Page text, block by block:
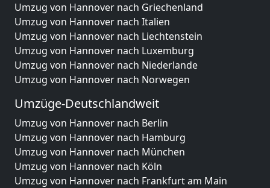
Umzug von Hannover nach Griechenland
Umzug von Hannover nach Italien
Umzug von Hannover nach Liechtenstein
Umzug von Hannover nach Luxemburg
Umzug von Hannover nach Niederlande
Umzug von Hannover nach Norwegen
Umzüge-Deutschlandweit
Umzug von Hannover nach Berlin
Umzug von Hannover nach Hamburg
Umzug von Hannover nach München
Umzug von Hannover nach Köln
Umzug von Hannover nach Frankfurt am Main